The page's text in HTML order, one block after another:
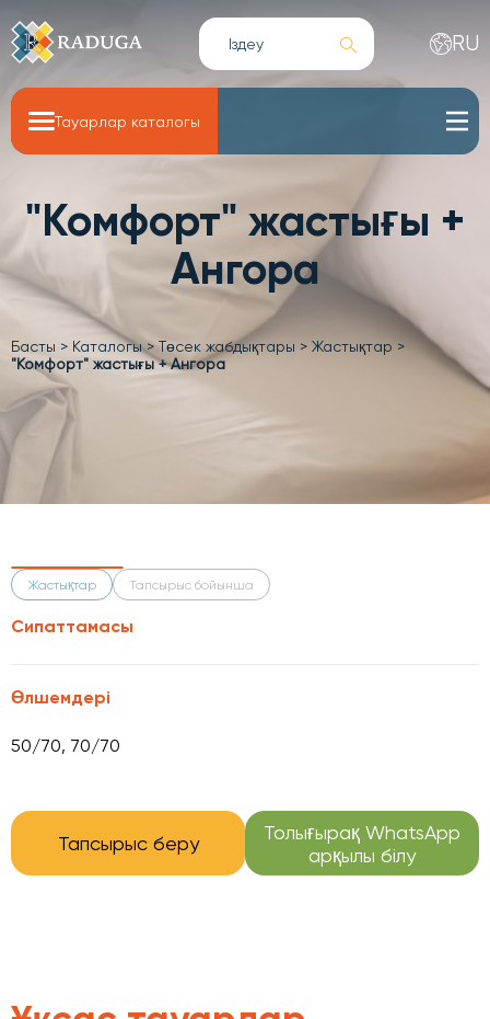
RU
Тауарлар каталогы
"Комфорт" жастығы +
Ангора
Басты > Каталогы>Төсек жабдықтары > Жастықтар >
"Комфорт" жастығы + Ангора
Жастықтар Тапсырыс бойынша
Сипаттамасы
Өлшемдері
50/70, 70/70
Тапсырыс беру
Толығырақ WhatsApp
арқылы білу